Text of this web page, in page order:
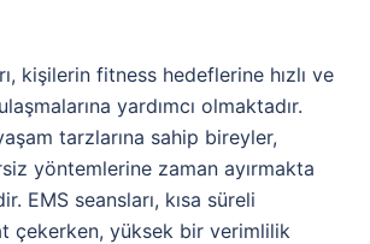
kişilerin fitness hedeflerine hızlı ve
yardımcı olmaktadır.
tarzlarına sahip bireyler,
yöntemlerine zaman ayırmakta
EMS seansları, kısa süreli
çekerken, yüksek bir verimlilik